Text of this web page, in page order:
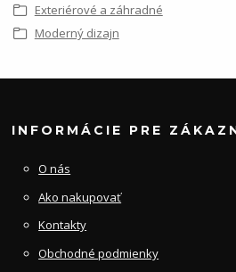
Exteriérové a záhradné
Moderný dizajn
INFORMÁCIE PRE
O nás
Ako nakupovať
Kontakty
Obchodné podmienky